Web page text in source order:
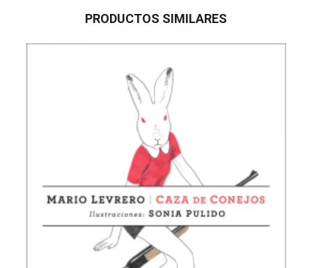
PRODUCTOS SIMILARES